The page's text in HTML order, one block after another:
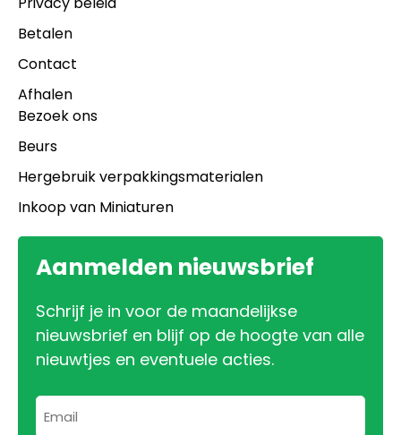
Betalen
Contact
Afhalen
Bezoek ons
Beurs
Hergebruik verpakkingsmaterialen
Inkoop van Miniaturen
Aanmelden nieuwsbrief
Schrijf je in voor de maandelijkse
nieuwsbrief en blijf op de hoogte van alle
nieuwtjes en eventuele acties.